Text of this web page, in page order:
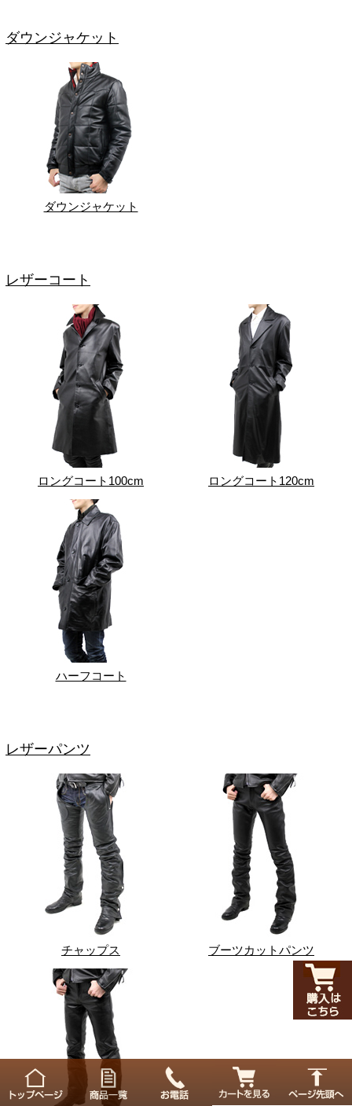
ダウンジャケット
ダウンジャケット
レザーコート
ロングコート100cm ロングコート120cm
ハーフコート
レザーパンツ
チャップス ブーツカットパンツ